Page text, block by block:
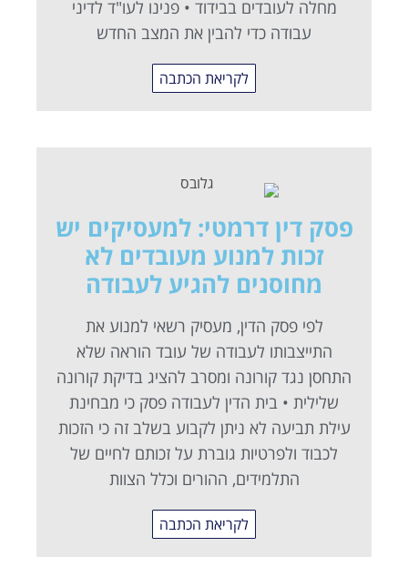
מחלה לעובדים בבידוד • פנינו לעו"ד לדיני
עבודה כדי להבין את המצב החדש
לקריאת הכתבה
פסק דין דרמטי: למעסיקים יש
זכות למנוע מעובדים לא
מחוסנים להגיע לעבודה
לפי פסק הדין, מעסיק רשאי למנוע את
התייצבותו לעבודה של עובד הוראה שלא
התחסן נגד קורונה ומסרב להציג בדיקת קורונה
שלילית • בית הדין לעבודה פסק כי מבחינת
עילת תביעה לא ניתן לקבוע בשלב זה כי הזכות
לכבוד ולפרטיות גוברת על זכותם לחיים של
התלמידים, ההורים וכלל הצוות
לקריאת הכתבה